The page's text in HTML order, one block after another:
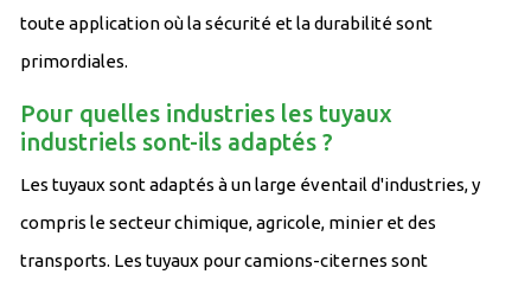
toute application où la sécurité et la durabilité sont
primordiales.
Pour quelles industries les tuyaux
industriels sont-ils adaptés ?
Les tuyaux sont adaptés à un large éventail d'industries, y
compris le secteur chimique, agricole, minier et des
transports. Les tuyaux pour camions-citernes sont